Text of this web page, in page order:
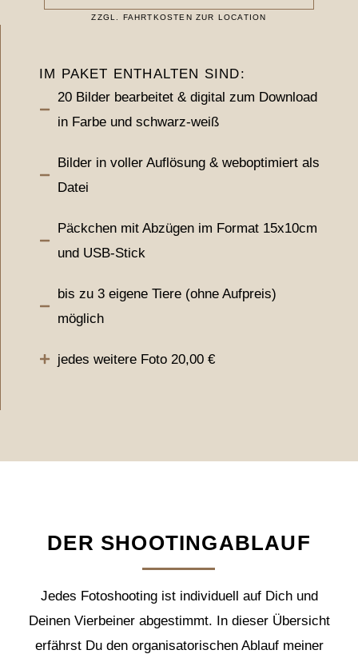
ZZGL. FAHRTKOSTEN ZUR LOCATION
IM PAKET ENTHALTEN SIND:
20 Bilder bearbeitet & digital zum Download
in Farbe und schwarz-weiß
Bilder in voller Auflösung & weboptimiert als
Datei
Päckchen mit Abzügen im Format 15x10cm
und USB-Stick
bis zu 3 eigene Tiere (ohne Aufpreis)
möglich
jedes weitere Foto 20,00 €
DER SHOOTINGABLAUF
Jedes Fotoshooting ist individuell auf Dich und
Deinen Vierbeiner abgestimmt. In dieser Übersicht
erfährst Du den organisatorischen Ablauf meiner